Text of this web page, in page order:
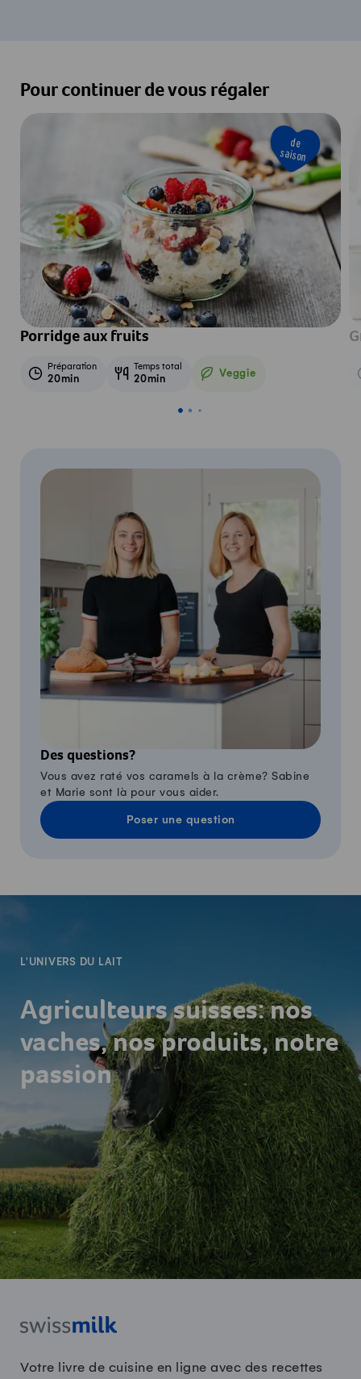
Pour continuer de vous régaler
de
saison
Porridge aux fruits
Préparation
20min
Temps total
20min Veggie
Veggie
Des questions?
Vous avez raté vos caramels à la crème? Sabine
et Marie sont là pour vous aider.
Poser une question
L'UNIVERS DU LAIT
Agriculteurs suisses: nos
vaches, nos produits, notre
passion
Votre livre de cuisine en ligne avec des recettes